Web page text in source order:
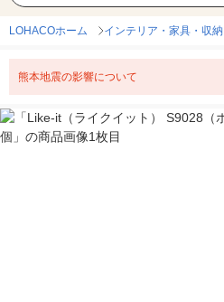
LOHACOホーム インテリア・家具・収納
熊本地震の影響について